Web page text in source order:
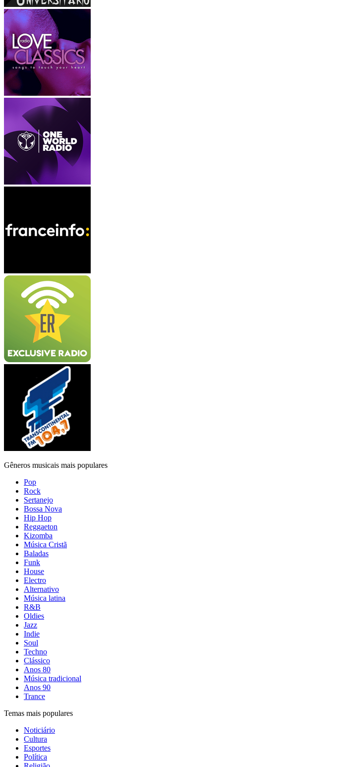
Gêneros musicais mais populares
Pop
Rock
Sertanejo
Bossa Nova
Hip Hop
Reggaeton
Kizomba
Música Cristã
Baladas
Funk
House
Electro
Alternativo
Música latina
R&B
Oldies
Jazz
Indie
Soul
Techno
Clássico
Anos 80
Música tradicional
Anos 90
Trance
Temas mais populares
Noticiário
Cultura
Esportes
Política